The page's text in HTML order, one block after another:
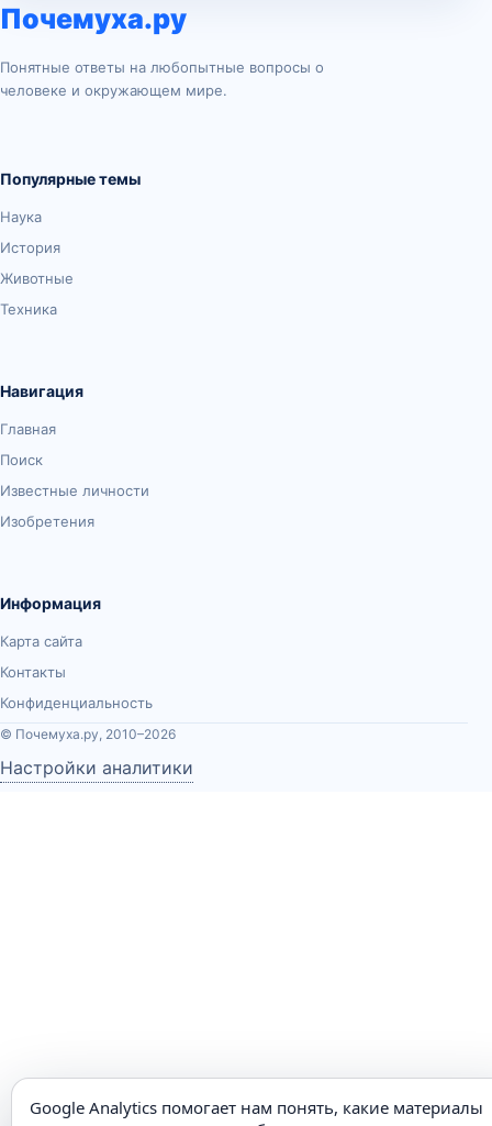
Почемуха.ру
Понятные ответы на любопытные вопросы о
человеке и окружающем мире.
Популярные темы
Наука
История
Животные
Техника
Навигация
Главная
Поиск
Известные личности
Изобретения
Информация
Карта сайта
Контакты
Конфиденциальность
© Почемуха.ру, 2010–2026
Настройки аналитики
Google Analytics помогает нам понять, какие материалы